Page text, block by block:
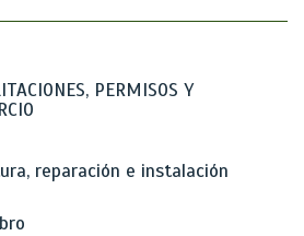
PERMISOS Y
reparación e instalación